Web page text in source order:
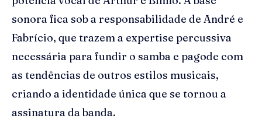
sonora fica sob a responsabilidade de André e
Fabrício, que trazem a expertise percussiva
necessária para fundir o samba e pagode com
as tendências de outros estilos musicais,
criando a identidade única que se tornou a
assinatura da banda.